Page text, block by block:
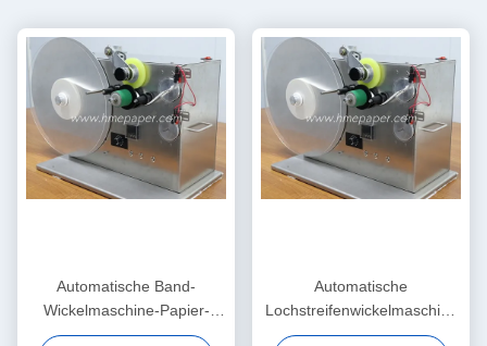
Automatische Band-
Wickelmaschine-Papier-
Rollenwickelmaschine
Automatische
Lochstreifenwickelmaschine
80cm x 45cm x 55cm